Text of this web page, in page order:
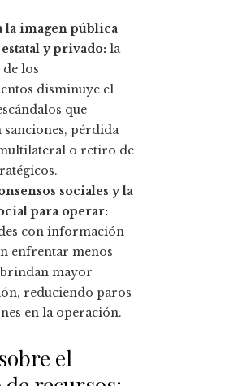
la imagen pública
y privado: la
los
disminuye el
que
sanciones, pérdida
o retiro de
sociales y la
para operar:
con información
enfrentar menos
mayor
reduciendo paros
en la operación.
el